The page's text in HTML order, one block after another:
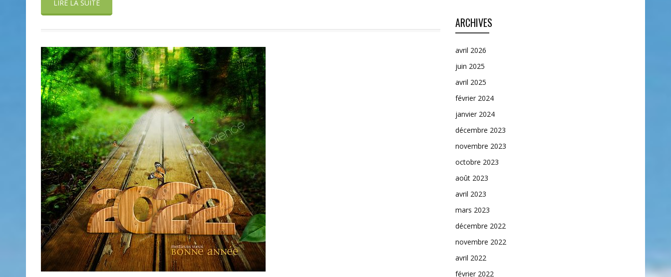
LIRE LA SUITE
ARCHIVES
avril 2026
juin 2025
avril 2025
février 2024
janvier 2024
décembre 2023
novembre 2023
octobre 2023
août 2023
avril 2023
mars 2023
décembre 2022
novembre 2022
avril 2022
février 2022